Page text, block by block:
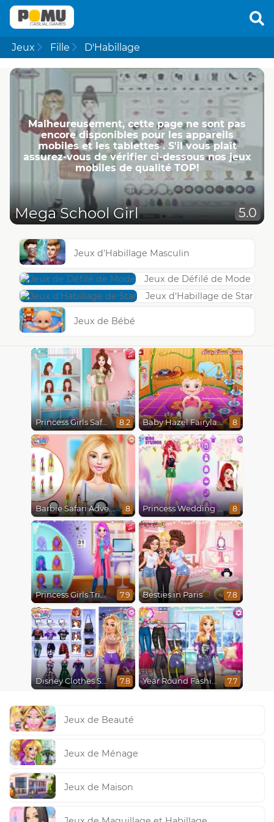
Jeux Fille D'Habillage
Malheureusement, cette page ne ​​sont pas
encore disponibles pour les appareils
mobiles et les tablettes . S'il vous plaît
assurez-vous de vérifier ci-dessous nos jeux
mobiles de qualité TOP!
Mega School Girl 5.0
Jeux d'Habillage Masculin
Jeux de Défilé de Mode
Jeux d'Habillage de Star
Jeux de Bébé
Princess Girls Safari Trip 8.2 Baby Hazel Fairyland Ballet 8
Barbie Safari Adventure 8 Princess Wedding Transformation 8
Princess Girls Trip To Aspen 7.9 Besties in Paris 7.8
Disney Clothes Swap 7.8 Year Round Fashionista Rapunzel 7.7
Jeux de Beauté
Jeux de Ménage
Jeux de Maison